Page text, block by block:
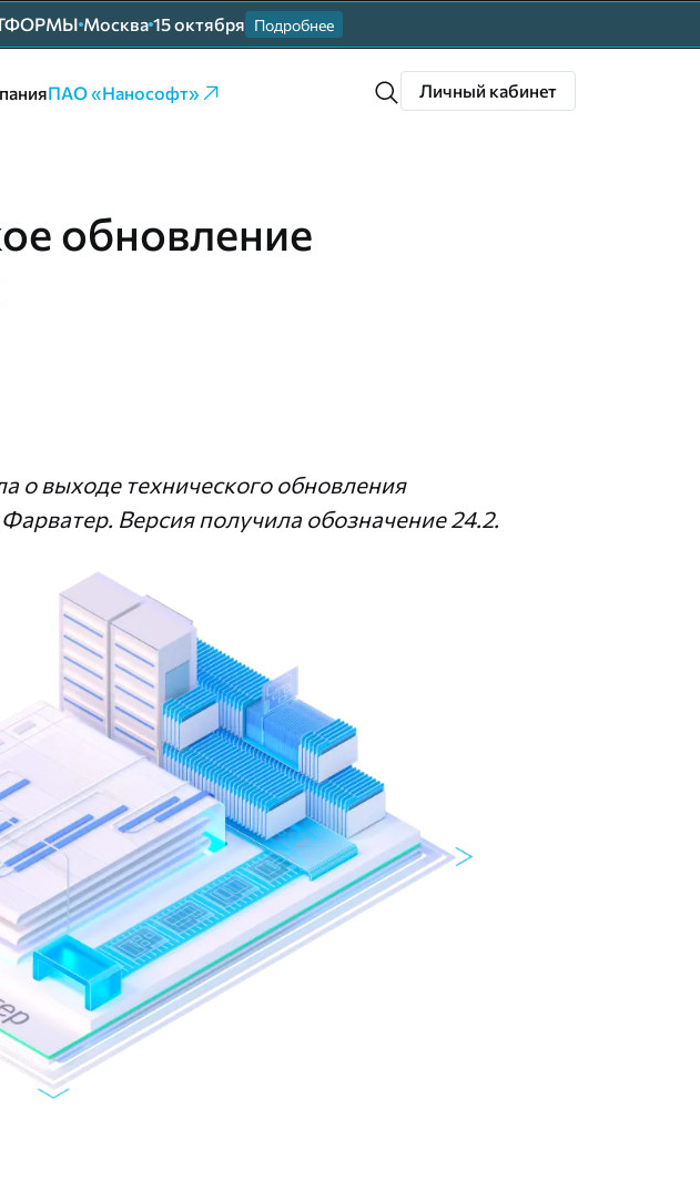
Москва 15 октября Подробнее
ПАО «Нанософт» Личный кабинет
обновление
о выходе технического обновления
Версия получила обозначение 24.2.